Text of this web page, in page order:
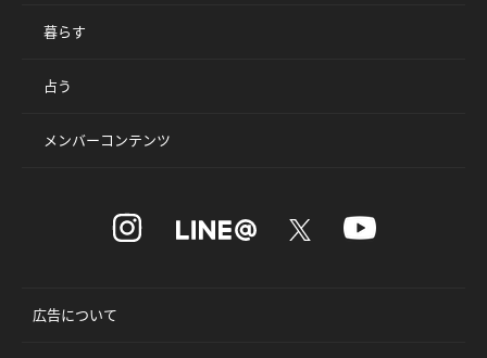
暮らす
占う
メンバーコンテンツ
広告について